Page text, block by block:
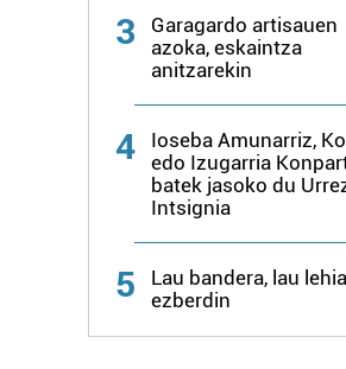
3
Garagardo artisauen
azoka, eskaintza
anitzarekin
4
Ioseba Amunarriz,
edo Izugarria
batek jasoko du
Intsignia
5
Lau bandera, lau lehia
ezberdin